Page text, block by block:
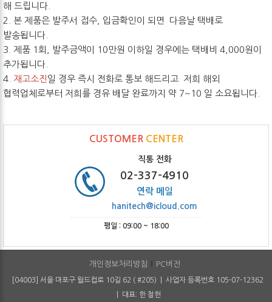
해 드립니다.
2. 본 제품은 발주서 접수, 입금확인이 되면 다음날 택배로
발송됩니다.
3. 제품 1회, 발주금액이 10만원 이하일 경우에는 택배비 4,000원이
추가됩니다.
4. 재고소진 일 경우 즉시 전화로 통보 해드리고 저희 해외
협력업체로부터 저희를 경유 배달 완료까지 약 7~10 일 소요됩니다.
CUSTOMER CENTER
직통 전화
02-337-4910
연락 메일
hanitech@icloud.com
평일 : 09:00 ~ 18:00
개인정보처리방침 PC버전
[04003] 서울 마포구 월드컵로 10길 62 ( #205) | 사업자 등록번호 105-07-12362
| 대표: 한 철헌